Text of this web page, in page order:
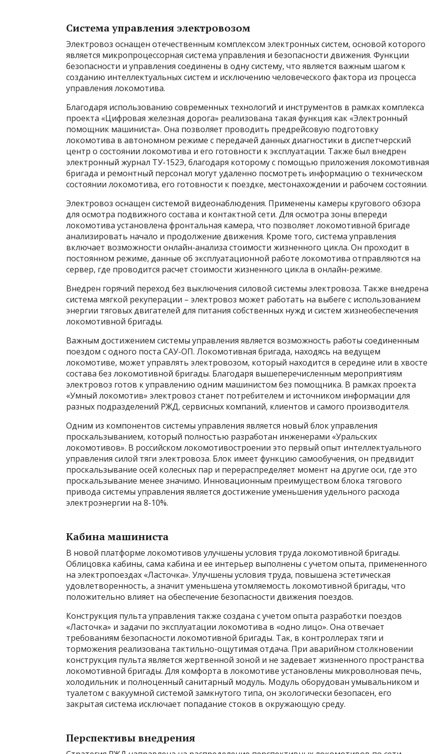
Система управления электровозом
Электровоз оснащен отечественным комплексом электронных систем, основой которого
является микропроцессорная система управления и безопасности движения. Функции
безопасности и управления соединены в одну систему, что является важным шагом к
созданию интеллектуальных систем и исключению человеческого фактора из процесса
управления локомотива.
Благодаря использованию современных технологий и инструментов в рамках комплекса
проекта «Цифровая железная дорога» реализована такая функция как «Электронный
помощник машиниста». Она позволяет проводить предрейсовую подготовку
локомотива в автономном режиме с передачей данных диагностики в диспетчерский
центр о состоянии локомотива и его готовности к эксплуатации. Также был внедрен
электронный журнал ТУ-152Э, благодаря которому с помощью приложения локомотивная
бригада и ремонтный персонал могут удаленно посмотреть информацию о техническом
состоянии локомотива, его готовности к поездке, местонахождении и рабочем состоянии.
Электровоз оснащен системой видеонаблюдения. Применены камеры кругового обзора
для осмотра подвижного состава и контактной сети. Для осмотра зоны впереди
локомотива установлена фронтальная камера, что позволяет локомотивной бригаде
анализировать начало и продолжение движения. Кроме того, система управления
включает возможности онлайн-анализа стоимости жизненного цикла. Он проходит в
постоянном режиме, данные об эксплуатационной работе локомотива отправляются на
сервер, где проводится расчет стоимости жизненного цикла в онлайн-режиме.
Внедрен горячий переход без выключения силовой системы электровоза. Также внедрена
система мягкой рекуперации – электровоз может работать на выбеге с использованием
энергии тяговых двигателей для питания собственных нужд и систем жизнеобеспечения
локомотивной бригады.
Важным достижением системы управления является возможность работы соединенным
поездом с одного поста САУ-ОП. Локомотивная бригада, находясь на ведущем
локомотиве, может управлять электровозом, который находится в середине или в хвосте
состава без локомотивной бригады. Благодаря вышеперечисленным мероприятиям
электровоз готов к управлению одним машинистом без помощника. В рамках проекта
«Умный локомотив» электровоз станет потребителем и источником информации для
разных подразделений РЖД, сервисных компаний, клиентов и самого производителя.
Одним из компонентов системы управления является новый блок управления
проскальзыванием, который полностью разработан инженерами «Уральских
локомотивов». В российском локомотивостроении это первый опыт интеллектуального
управления силой тяги электровоза. Блок имеет функцию самообучения, он предвидит
проскальзывание осей колесных пар и перераспределяет момент на другие оси, где это
проскальзывание менее значимо. Инновационным преимуществом блока тягового
привода системы управления является достижение уменьшения удельного расхода
электроэнергии на 8-10%.
Кабина машиниста
В новой платформе локомотивов улучшены условия труда локомотивной бригады.
Облицовка кабины, сама кабина и ее интерьер выполнены с учетом опыта, примененного
на электропоездах «Ласточка». Улучшены условия труда, повышена эстетическая
удовлетворенность, а значит уменьшена утомляемость локомотивной бригады, что
положительно влияет на обеспечение безопасности движения поездов.
Конструкция пульта управления также создана с учетом опыта разработки поездов
«Ласточка» и задачи по эксплуатации локомотива в «одно лицо». Она отвечает
требованиям безопасности локомотивной бригады. Так, в контроллерах тяги и
торможения реализована тактильно-ощутимая отдача. При аварийном столкновении
конструкция пульта является жертвенной зоной и не задевает жизненного пространства
локомотивной бригады. Для комфорта в локомотиве установлены микроволновая печь,
холодильник и полноценный санитарный модуль. Модуль оборудован умывальником и
туалетом с вакуумной системой замкнутого типа, он экологически безопасен, его
закрытая система исключает попадание стоков в окружающую среду.
Перспективы внедрения